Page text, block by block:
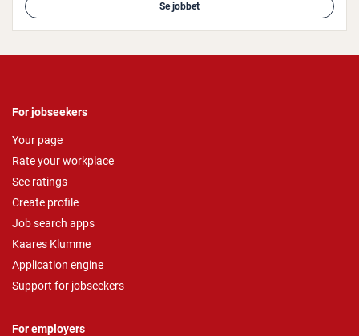
Se jobbet
For jobseekers
Your page
Rate your workplace
See ratings
Create profile
Job search apps
Kaares Klumme
Application engine
Support for jobseekers
For employers